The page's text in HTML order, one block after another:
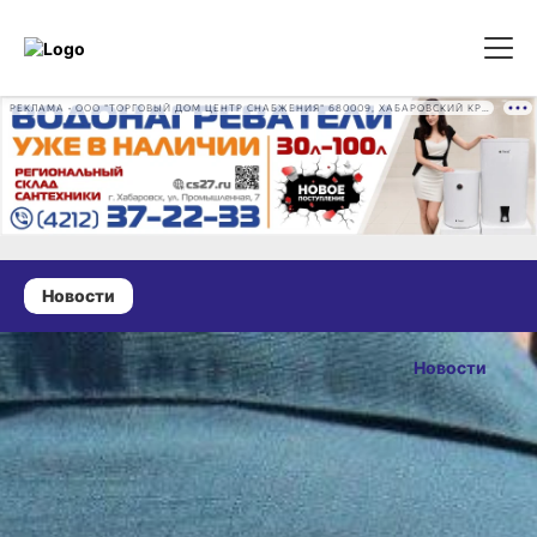
Новости
28 мая 2026 г., 11:14
МЧС
Хабаровского
края
ликвидировало
52 пожара
Новости
ОПУБЛИКОВАНО
28 мая 2026 г., 11:14